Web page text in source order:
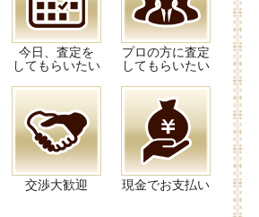
今日、査定を
してもらいたい
プロの方に査定
してもらいたい
交渉大歓迎 現金でお支払い